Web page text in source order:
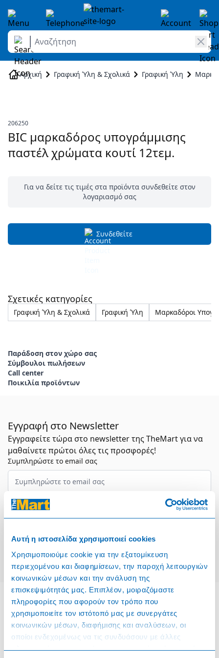
Αυτή η ιστοσελίδα χρησιμοποιεί cookies
Χρησιμοποιούμε cookie για την εξατομίκευση
περιεχομένου και διαφημίσεων, την παροχή λειτουργιών
κοινωνικών μέσων και την ανάλυση της
επισκεψιμότητάς μας. Επιπλέον, μοιραζόμαστε
πληροφορίες που αφορούν τον τρόπο που
χρησιμοποιείτε τον ιστότοπό μας με συνεργάτες
κοινωνικών μέσων, διαφήμισης και αναλύσεων, οι
οποίοι ενδεχομένως να τις συνδυάσουν με άλλες
πληροφορίες που τους έχετε παραχωρήσει ή τις οποίες
Skip to Content
Αναζήτηση
Αρχική Γραφική Ύλη & Σχολικά Γραφική Ύλη
206250
BIC μαρκαδόρος υπογράμμισης
παστέλ χρώματα κουτί 12τεμ.
Για να δείτε τις τιμές στα προϊόντα συνδεθείτε στον
λογαριασμό σας
Συνδεθείτε
Σχετικές κατηγορίες
Γραφική Ύλη & Σχολικά Γραφική Ύλη Μαρκαδόροι
Παράδοση στον χώρο σας
Σύμβουλοι πωλήσεων
Call center
Ποικιλία προϊόντων
Εγγραφή στο Newsletter
Εγγραφείτε τώρα στο newsletter της TheMart για να
μαθαίνετε πρώτοι όλες τις προσφορές!
Συμπληρώστε το email σας
Επιλέξτε τον τομέα σας
Πληροφορίες
Όροι & Προϋποθέσεις